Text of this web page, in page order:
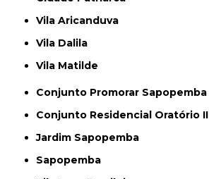
Vila Aricanduva
Vila Dalila
Vila Matilde
Conjunto Promorar Sapopemba
Conjunto Residencial Oratório II
Jardim Sapopemba
Sapopemba